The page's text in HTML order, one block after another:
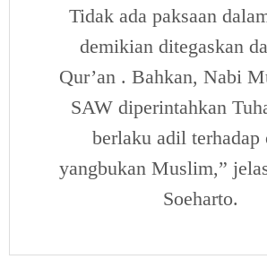
Tidak ada paksaan
demikian ditegaskan
Qur’an . Bahkan, Nabi
SAW diperintahkan
berlaku adil terhadap
yangbukan Muslim,”
Soeharto.